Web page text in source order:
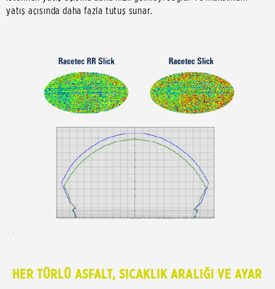
yatış açısında daha fazla tutuş sunar.
HER TÜRLÜ ASFALT, SICAKLIK ARALIĞI VE AYAR